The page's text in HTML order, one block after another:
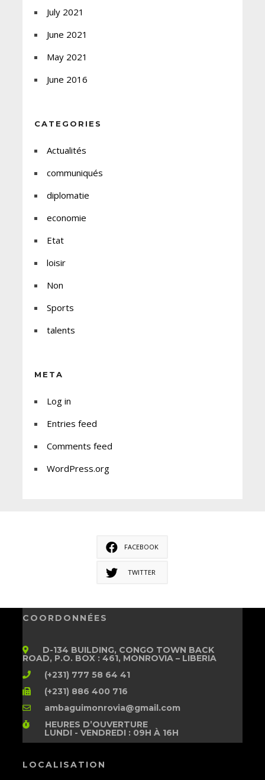
July 2021
June 2021
May 2021
June 2016
CATEGORIES
Actualités
communiqués
diplomatie
economie
Etat
loisir
Non
Sports
talents
META
Log in
Entries feed
Comments feed
WordPress.org
FACEBOOK
TWITTER
COORDONNÉES
D-134 BUILDING, CONGO TOWN BACK
ROAD, P.O. BOX : 461, MONROVIA – LIBERIA
(+231) 777 58 64 41
(+231) 886 400 716
ambaguimonrovia@gmail.com
HEURES D’OUVERTURE
LUNDI - VENDREDI : 09H À 16H
LOCALISATION